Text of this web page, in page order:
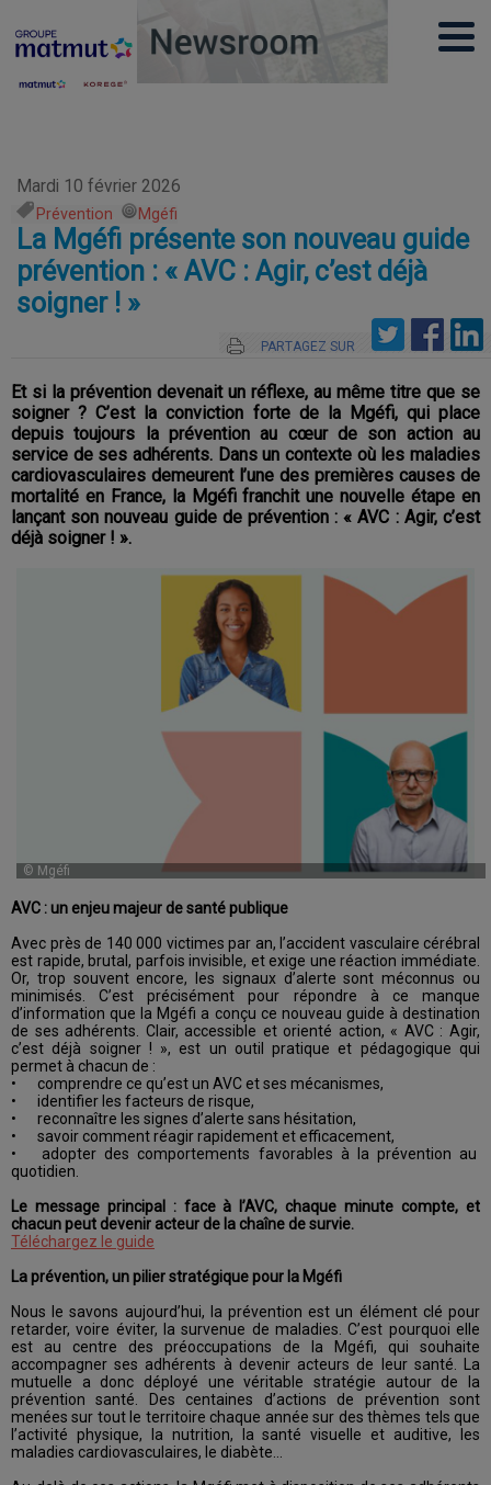
Mardi 10 février 2026
Prévention Mgéfi
La Mgéfi présente son nouveau guide
prévention : « AVC : Agir, c’est déjà
soigner ! »
PARTAGEZ SUR
Et si la prévention devenait un réflexe, au même titre que se
soigner ? C’est la conviction forte de la Mgéfi, qui place
depuis toujours la prévention au cœur de son action au
service de ses adhérents. Dans un contexte où les maladies
cardiovasculaires demeurent l’une des premières causes de
mortalité en France, la Mgéfi franchit une nouvelle étape en
lançant son nouveau guide de prévention : « AVC : Agir, c’est
déjà soigner ! ».
© Mgéfi
AVC : un enjeu majeur de santé publique
Avec près de 140 000 victimes par an, l’accident vasculaire cérébral
est rapide, brutal, parfois invisible, et exige une réaction immédiate.
Or, trop souvent encore, les signaux d’alerte sont méconnus ou
minimisés. C’est précisément pour répondre à ce manque
d’information que la Mgéfi a conçu ce nouveau guide à destination
de ses adhérents. Clair, accessible et orienté action, « AVC : Agir,
c’est déjà soigner ! », est un outil pratique et pédagogique qui
permet à chacun de :
•
comprendre ce qu’est un AVC et ses mécanismes,
•
identifier les facteurs de risque,
•
reconnaître les signes d’alerte sans hésitation,
•
savoir comment réagir rapidement et efficacement,
•
adopter des comportements favorables à la prévention au
quotidien.
Le message principal : face à l’AVC, chaque minute compte, et
chacun peut devenir acteur de la chaîne de survie.
Téléchargez le guide
La prévention, un pilier stratégique pour la Mgéfi
Nous le savons aujourd’hui, la prévention est un élément clé pour
retarder, voire éviter, la survenue de maladies. C’est pourquoi elle
est au centre des préoccupations de la Mgéfi, qui souhaite
accompagner ses adhérents à devenir acteurs de leur santé. La
mutuelle a donc déployé une véritable stratégie autour de la
prévention santé. Des centaines d’actions de prévention sont
menées sur tout le territoire chaque année sur des thèmes tels que
l’activité physique, la nutrition, la santé visuelle et auditive, les
maladies cardiovasculaires, le diabète…